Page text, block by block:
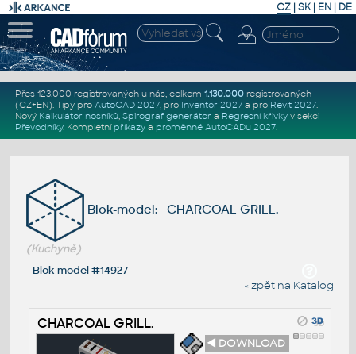
CZ | SK| EN | DE
Přes 123.000 registrovaných u nás, celkem 1.130.000registrovaných
(CZ+EN). Tipy pro AutoCAD 2027, pro Inventor 2027a pro Revit 2027.
Nový Kalkulátor nosníků, Spirograf generátor a Regresní křivkyv sekci
Převodníky. Kompletní příkazya proměnné AutoCADu 2027.
Blok-model: CHARCOAL GRILL.
(Kuchyně)
Blok-model #14927
« zpět na Katalog
CHARCOAL GRILL.
◄ DOWNLOAD